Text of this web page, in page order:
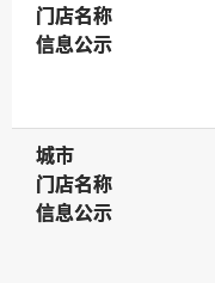
门店名称
门店名称
信息公示
信息公示
城市
城市
门店名称
门店名称
信息公示
信息公示